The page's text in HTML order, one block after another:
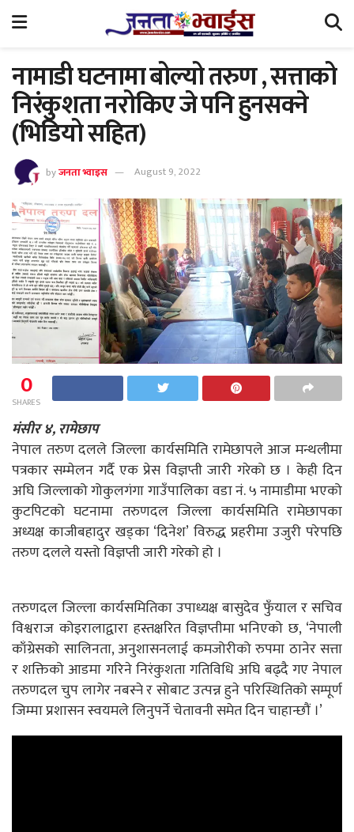
नामाडी घटनामा बोल्यो तरुण , सत्ताको
निरंकुशता नरोकिए जे पनि हुनसक्ने
(भिडियो सहित)
byजनता भ्वाइस August 9, 2022
0
SHARES
मंसीर ४, रामेछाप
नेपाल तरुण दलले जिल्ला कार्यसमिति रामेछापले आज मन्थलीमा
पत्रकार सम्मेलन गर्दै एक प्रेस विज्ञप्ती जारी गरेको छ । केही दिन
अघि जिल्लाको गोकुलगंगा गाउँपालिका वडा नं. ५ नामाडीमा भएको
कुटपिटको घटनामा तरुणदल जिल्ला कार्यसमिति रामेछापका
अध्यक्ष काजीबहादुर खड्का ‘दिनेश’ विरुद्ध प्रहरीमा उजुरी परेपछि
तरुण दलले यस्तो विज्ञप्ती जारी गरेको हो ।
तरुणदल जिल्ला कार्यसमितिका उपाध्यक्ष बासुदेव फुँयाल र सचिव
विश्वराज कोइरालाद्वारा हस्तक्षरित विज्ञप्तीमा भनिएको छ, ‘नेपाली
काँग्रेसको सालिनता, अनुशासनलाई कमजोरीको रुपमा ठानेर सत्ता
र शक्तिको आडमा गरिने निरंकुशता गतिविधि अघि बढ्दै गए नेपाल
तरुणदल चुप लागेर नबस्ने र सोबाट उत्पन्न हुने परिस्थितिको सम्पूर्ण
जिम्मा प्रशासन स्वयमले लिनुपर्ने चेतावनी समेत दिन चाहान्छौं ।’